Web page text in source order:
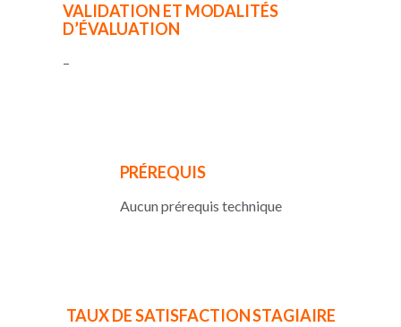
VALIDATION ET MODALITÉS
D’ÉVALUATION
–
PRÉREQUIS
Aucun prérequis technique
TAUX DE SATISFACTION STAGIAIRE